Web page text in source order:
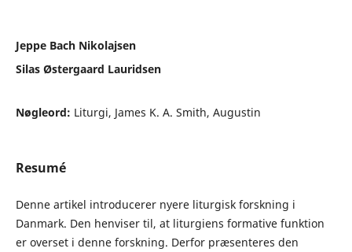
Jeppe Bach Nikolajsen
Silas Østergaard Lauridsen
Nøgleord: Liturgi, James K. A. Smith, Augustin
Resumé
Denne artikel introducerer nyere liturgisk forskning i
Danmark. Den henviser til, at liturgiens formative funktion
er overset i denne forskning. Derfor præsenteres den